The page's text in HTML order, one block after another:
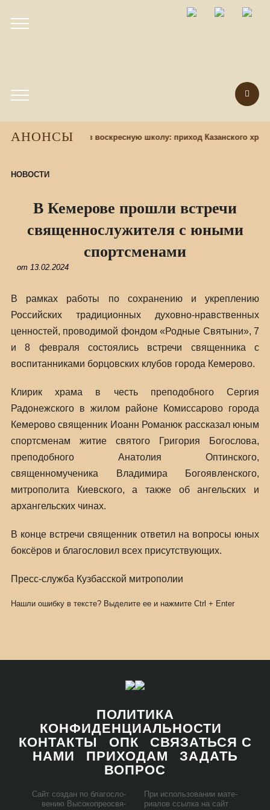
АНОНСЫ
Набор учащихся в воскресную школу: приход Казанского
НОВОСТИ
В Кемерове прошли встречи
священнослужителя с юными
спортсменами
от 13.02.2024
В рамках работы по сохранению и укреплению
Российских традиционных духовно-нравственных
ценностей, проводимой фондом «Родные Святыни», 7
и 8 февраля состоялись встречи священника с
воспитанниками борцовских клубов города Кемерово.
Клирик храма в честь преподобного Сергия
Радонежского в жилом районе Комиссарово города
Кемерово священник Иоанн Романюк рассказал юным
спортсменам житие святого Григория Богослова,
преподобного Анатолия Оптинского,
священномученика Владимира Богоявленского,
митрополита Киевского, а также об ангельских и
архангельских чинах.
В конце встречи священник ответил на вопросы юных
боксёров и благословил всех присутствующих.
Пресс-служба Кузбасской митрополии
Нашли ошибку в тексте? Выделите ее и нажмите Ctrl + Enter
ПОЛИТИКА
КОНФИДЕНЦИАЛЬНОСТИ
КОНТАКТЫ
ОПК
СВЯЗАТЬСЯ С
НАМИ
ПРИХОДАМ
ЗАДАТЬ
ВОПРОС
Сайт со­здан по бла­го­сло­
ве­нию Вы­со­ко­прео­свя­
При ис­поль­зо­ва­нии ма­те­
ри­а­лов ссыл­ка на сайт